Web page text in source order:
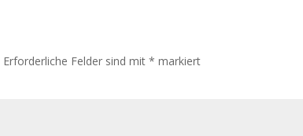
Erforderliche Felder sind mit * markiert